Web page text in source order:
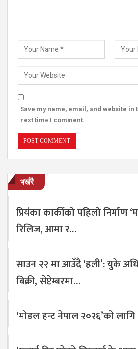
Save my name, email, and website in
next time I comment.
भर्खरै
प्रियंका कार्कीको पहिलो निर्माण
रिलिज, आमा र…
साउन २२ मा आउँदै ‘हली’: युके
बिक्री, सेप्टेम्बरमा…
‘मोडल हन्ट नेपाल २०२६’को लागि